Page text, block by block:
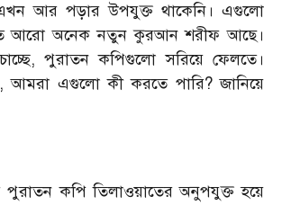
আর পড়ার উপযুক্ত থাকেনি। এগুলো
আরো অনেক নতুন কুরআন শরীফ আছে।
পুরাতন কপিগুলো সরিয়ে ফেলতে।
আমরা এগুলো কী করতে পারি? জানিয়ে
কপি তিলাওয়াতের অনুপযুক্ত হয়ে